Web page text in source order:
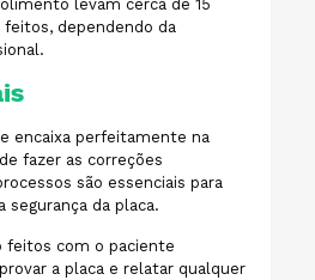
levam cerca de 15
dependendo da
encaixa perfeitamente na
fazer as correções
são essenciais para
segurança da placa.
feitos com o paciente
a placa e relatar qualquer